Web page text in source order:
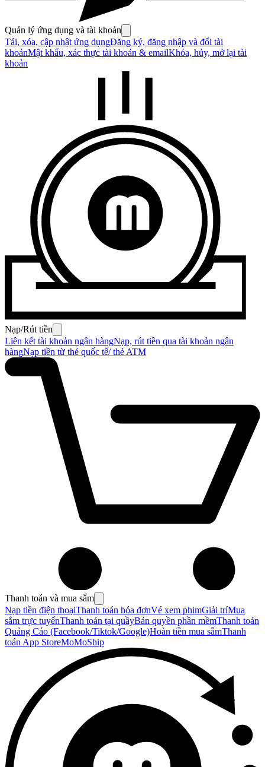
Quản lý ứng dụng và tài khoản
Tải, xóa, cập nhật ứng dụngĐăng ký, đăng nhập và đổi tài
khoảnMật khẩu, xác thực tài khoản & emailKhóa, hủy, mở lại tài
khoản
Nạp/Rút tiền
Liên kết tài khoản ngân hàngNạp, rút tiền qua tài khoản ngân
hàngNạp tiền từ thẻ quốc tế/ thẻ ATM
Thanh toán và mua sắm
Nạp tiền điện thoạiThanh toán hóa đơnVé xem phimGiải tríMua
sắm trực tuyếnThanh toán tại quầyBản quyền phần mềmThanh toán
Quảng Cáo (Facebook/Tiktok/Google)Hoàn tiền mua sắmThanh
toán App StoreMoMoShip